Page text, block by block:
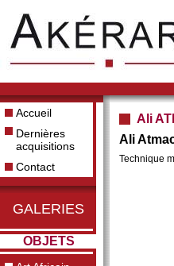
Accueil
Dernières
acquisitions
Contact
GALERIES
OBJETS
Ali
Ali
Technique